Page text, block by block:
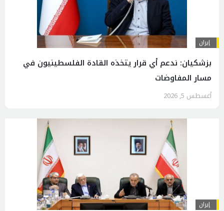
إيران
بزشكيان: ندعم أي قرار يتخذه القادة الفلسطينيون في
مسار المفاوضات
أغسطس 5, 2026
إيران